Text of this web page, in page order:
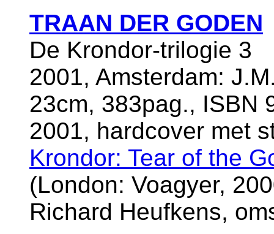
TRAAN DER GODEN
De Krondor-trilogie 3
2001, Amsterdam:
23cm, 383pag., ISBN
2001, hardcover met
Krondor: Tear of the
(London: Voagyer,
Richard Heufkens,